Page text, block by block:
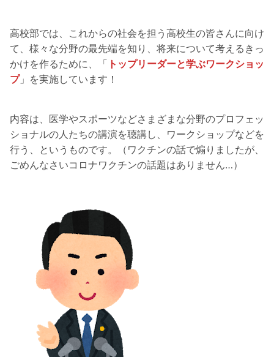
高校部では、これからの社会を担う高校生の皆さんに向け
て、様々な分野の最先端を知り、将来について考えるきっ
かけを作るために、「 トップリーダーと学ぶワークショッ
プ」を実施しています！
内容は、医学やスポーツなどさまざまな分野のプロフェッ
ショナルの人たちの講演を聴講し、ワークショップなどを
行う、というものです。（ワクチンの話で煽りましたが、
ごめんなさいコロナワクチンの話題はありません…）